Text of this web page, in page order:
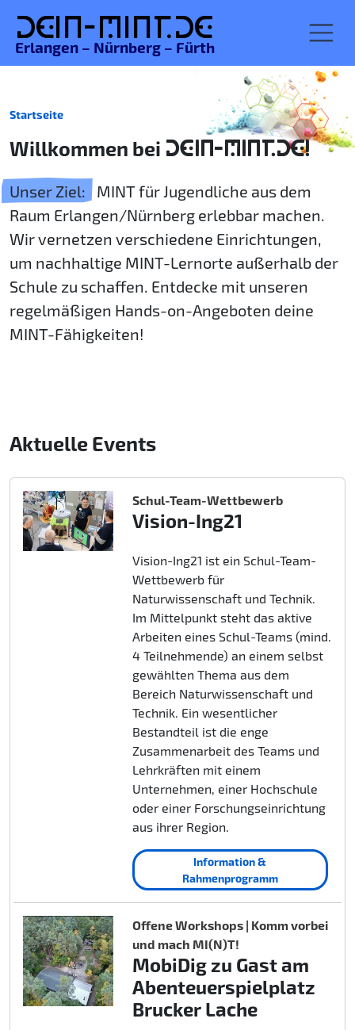
Dein-MINT.de
Erlangen – Nürnberg – Fürth
Startseite
Willkommen bei DEIN-MINT.DE!
Unser Ziel:
MINT für Jugendliche aus dem
Raum Erlangen/Nürnberg erlebbar machen.
Wir vernetzen verschiedene Einrichtungen,
um nachhaltige MINT-Lernorte außerhalb der
Schule zu schaffen. Entdecke mit unseren
regelmäßigen Hands-on-Angeboten deine
MINT-Fähigkeiten!
Aktuelle Events
Schul-Team-Wettbewerb
Vision-Ing21
Vision-Ing21 ist ein Schul-Team-
Wettbewerb für
Naturwissenschaft und Technik.
Im Mittelpunkt steht das aktive
Arbeiten eines Schul-Teams (mind.
4 Teilnehmende) an einem selbst
gewählten Thema aus dem
Bereich Naturwissenschaft und
Technik. Ein wesentlicher
Bestandteil ist die enge
Zusammenarbeit des Teams und
Lehrkräften mit einem
Unternehmen, einer Hochschule
oder einer Forschungseinrichtung
aus ihrer Region.
Information &
Rahmenprogramm
Offene Workshops | Komm vorbei
und mach MI(N)T!
MobiDig zu Gast am
Abenteuerspielplatz
Brucker Lache